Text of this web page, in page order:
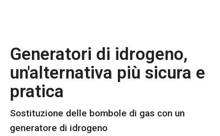
Generatori di idrogeno,
un'alternativa più sicura e
pratica
Sostituzione delle bombole di gas con un
generatore di idrogeno